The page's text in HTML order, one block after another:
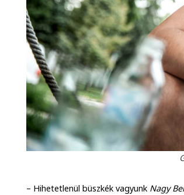
– Hihetetlenül büszkék vagyunk Nagy